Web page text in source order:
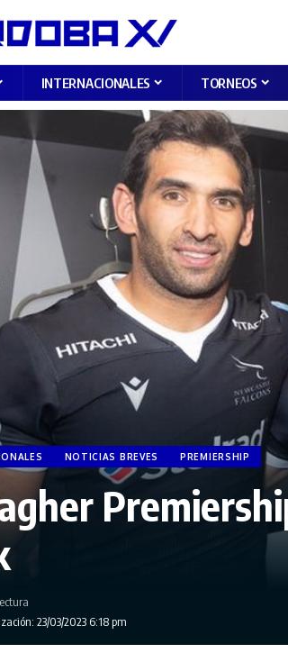
INTERNACIONALES TORNEOS
NOTICIAS BREVES PREMIERSHIP
23/03/2023 6:18 pm